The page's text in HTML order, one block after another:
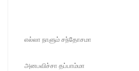
எல்லா நாளும் சந்தோசமா
அனபவிச்சா தப்பாம்மா